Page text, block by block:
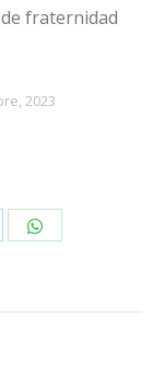
fraternidad
2023
Compartir